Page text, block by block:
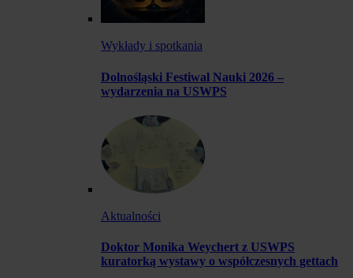
Wykłady i spotkania
Dolnośląski Festiwal Nauki 2026 –
wydarzenia na USWPS
Aktualności
Doktor Monika Weychert z USWPS
kuratorką wystawy o współczesnych gettach